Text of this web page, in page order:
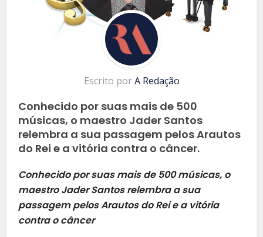
Escrito porA Redação
Conhecido por suas mais de 500
músicas, o maestro Jader Santos
relembra a sua passagem pelos Arautos
do Rei e a vitória contra o câncer.
Conhecido por suas mais de 500 músicas, o
maestro Jader Santos relembra a sua
passagem pelos Arautos do Rei e a vitória
contra o câncer